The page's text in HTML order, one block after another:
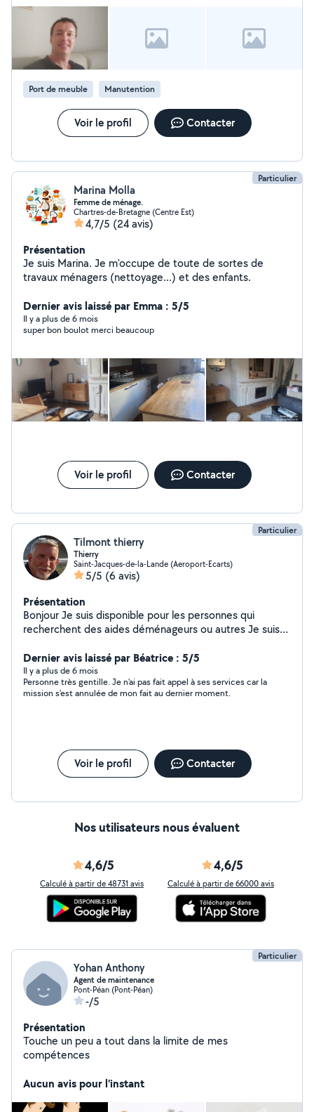
Port de meuble Manutention
Voir le profil Contacter
Particulier
Marina Molla
Femme de ménage.
Chartres-de-Bretagne (Centre Est)
4,7/5 (24 avis)
Présentation
Je suis Marina. Je m'occupe de toute de sortes de
travaux ménagers (nettoyage...) et des enfants.
Dernier avis laissé par Emma : 5/5
Il y a plus de 6 mois
super bon boulot merci beaucoup
Voir le profil Contacter
Particulier
Tilmont thierry
Thierry
Saint-Jacques-de-la-Lande (Aeroport-Ecarts)
5/5 (6 avis)
Présentation
Bonjour Je suis disponible pour les personnes qui
recherchent des aides déménageurs ou autres Je suis
Dernier avis laissé par Béatrice : 5/5
Il y a plus de 6 mois
Personne très gentille. Je n'ai pas fait appel à ses services car la
mission s'est annulée de mon fait au dernier moment.
Voir le profil Contacter
Nos utilisateurs nous évaluent
4,6/5
Calculé à partir de 48731 avis
4,6/5
Calculé à partir de 66000 avis
Particulier
Yohan Anthony
Agent de maintenance
Pont-Péan (Pont-Péan)
-/5
Présentation
Touche un peu a tout dans la limite de mes
compétences
Aucun avis pour l'instant